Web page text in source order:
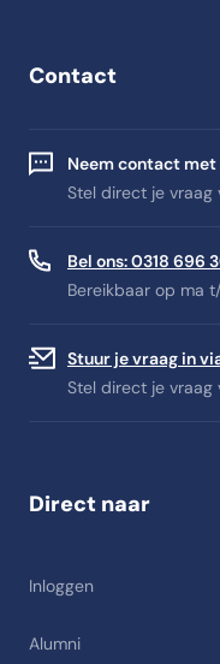
Contact
Neem contact
Stel direct je vraag
Bel ons: 0318 696
Bereikbaar op ma
Stuur je vraag in
Stel direct je vraag
Direct naar
Inloggen
Alumni